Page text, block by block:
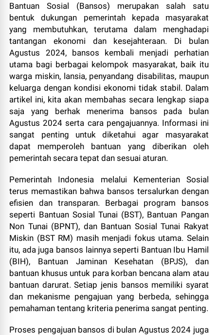
Bantuan Sosial (Bansos) merupakan salah satu
bentuk dukungan pemerintah kepada masyarakat
yang membutuhkan, terutama dalam menghadapi
tantangan ekonomi dan kesejahteraan. Di bulan
Agustus 2024, bansos kembali menjadi perhatian
utama bagi berbagai kelompok masyarakat, baik itu
warga miskin, lansia, penyandang disabilitas, maupun
keluarga dengan kondisi ekonomi tidak stabil. Dalam
artikel ini, kita akan membahas secara lengkap siapa
saja yang berhak menerima bansos pada bulan
Agustus 2024 serta cara pengajuannya. Informasi ini
sangat penting untuk diketahui agar masyarakat
dapat memperoleh bantuan yang diberikan oleh
pemerintah secara tepat dan sesuai aturan.
Pemerintah Indonesia melalui Kementerian Sosial
terus memastikan bahwa bansos tersalurkan dengan
efisien dan transparan. Berbagai program bansos
seperti Bantuan Sosial Tunai (BST), Bantuan Pangan
Non Tunai (BPNT), dan Bantuan Sosial Tunai Rakyat
Miskin (BST RM) masih menjadi fokus utama. Selain
itu, ada juga bansos lainnya seperti Bantuan Ibu Hamil
(BIH), Bantuan Jaminan Kesehatan (BPJS), dan
bantuan khusus untuk para korban bencana alam atau
bantuan darurat. Setiap jenis bansos memiliki syarat
dan mekanisme pengajuan yang berbeda, sehingga
pemahaman tentang kriteria penerima sangat penting.
Proses pengajuan bansos di bulan Agustus 2024 juga